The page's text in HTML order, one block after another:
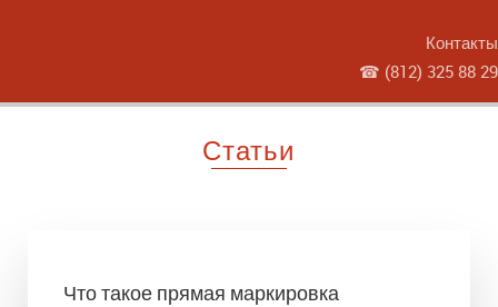
Контакты
☎ (812) 325 88 29
Статьи
Что такое прямая маркировка